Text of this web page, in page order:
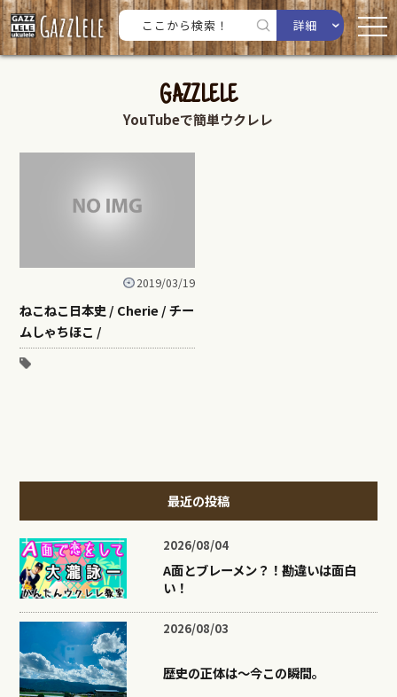
詳細
GAZZLELE
YouTubeで簡単ウクレレ
2019/03/19
ねこねこ日本史 / Cherie / チー
ムしゃちほこ /
最近の投稿
2026/08/04
A面とブレーメン？！勘違いは面白
い！
2026/08/03
歴史の正体は〜今この瞬間。